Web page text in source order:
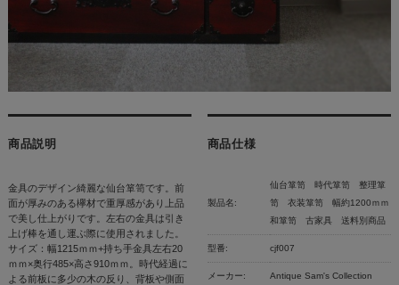
商品説明
金具のデザイン綺麗な仙台箪笥です。前
面が厚みのある欅材で重厚感があり上品
で美し仕上がりです。左右の金具は引き
上げ棒を通し運ぶ際に使用されました。
サイズ：幅1215ｍｍ+持ち手金具左右20
ｍｍ×奥行485×高さ910ｍｍ。時代経過に
よる前板に多少の木の反り、背板や側面
商品仕様
製品名:
仙台箪笥 時代箪笥 整理箪
笥 衣装箪笥 幅約1200ｍｍ
和箪笥 古家具 送料別商品
型番: cjf007
メーカー: Antique Sam's Collection